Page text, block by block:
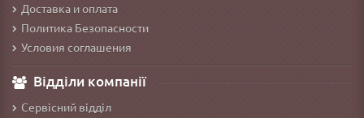
Доставка и оплата
Политика Безопасности
Условия соглашения
Відділи компанії
Сервісний відділ